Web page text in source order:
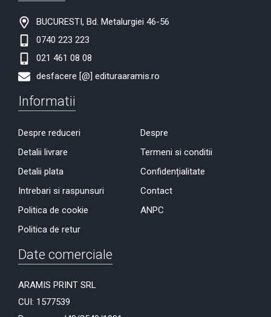
BUCURESTI, Bd. Metalurgiei 46-56
0740 223 223
021 461 08 08
desfacere [@] edituraaramis.ro
Informatii
Despre reduceri
Detalii livrare
Detalii plata
Intrebari si raspunsuri
Politica de cookie
Politica de retur
Despre
Termeni si conditii
Confidențialitate
Contact
ANPC
Date comerciale
ARAMIS PRINT SRL
CUI: 1577539